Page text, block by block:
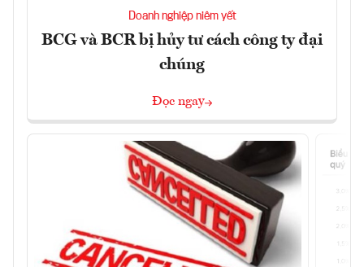
Doanh nghiệp niêm yết
BCG và BCR bị hủy tư cách công ty đại
chúng
Đọc ngay